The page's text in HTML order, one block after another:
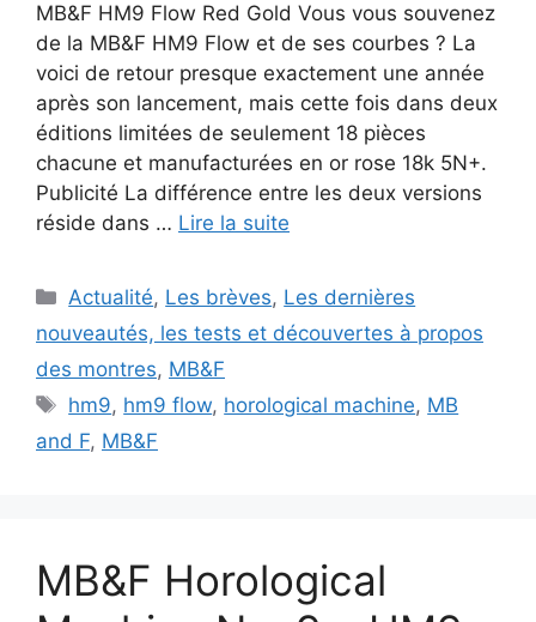
MB&F HM9 Flow Red Gold Vous vous souvenez
de la MB&F HM9 Flow et de ses courbes ? La
voici de retour presque exactement une année
après son lancement, mais cette fois dans deux
éditions limitées de seulement 18 pièces
chacune et manufacturées en or rose 18k 5N+.
Publicité La différence entre les deux versions
réside dans … Lire la suite
Catégories
Actualité, Les brèves, Les dernières
nouveautés, les tests et découvertes à propos
des montres, MB&F
Étiquettes
hm9, hm9 flow, horological machine, MB
and F, MB&F
MB&F Horological